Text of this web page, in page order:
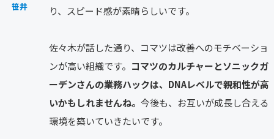
笹井
り、スピード感が素晴らしいです。
佐々木が話した通り、コマツは改善へのモチベーショ
ンが高い組織です。 コマツのカルチャーとソニックガ
ーデンさんの業務ハックは、DNAレベルで親和性が高
いかもしれませんね。 今後も、お互いが成長し合える
環境を築いていきたいです。